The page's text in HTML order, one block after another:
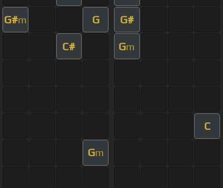
G#m G G#
C# Gm
C
Gm